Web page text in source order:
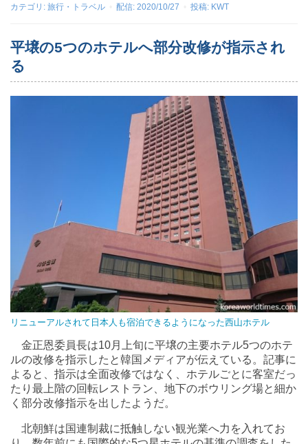
カテゴリ: 旅行・トラベル 配信: 2020/10/27 投稿: KWT
平壌の5つのホテルへ部分改修が指示され
る
リニューアルされて日本人も宿泊できるようになった西山ホテル
金正恩委員長は10月上旬に平壌の主要ホテル5つのホテ
ルの改修を指示したと韓国メディアが伝えている。記事に
よると、指示は全面改修ではなく、ホテルごとに客室だっ
たり最上階の回転レストラン、地下のボウリング場と細か
く部分改修指示を出したようだ。
北朝鮮は国連制裁に抵触しない観光業へ力を入れてお